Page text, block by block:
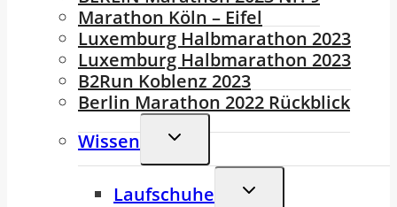
Marathon Köln – Eifel
Luxemburg Halbmarathon 2023
Luxemburg Halbmarathon 2023
B2Run Koblenz 2023
Berlin Marathon 2022 Rückblick
Wissen
Untermenü
Laufschuhe
Untermenü